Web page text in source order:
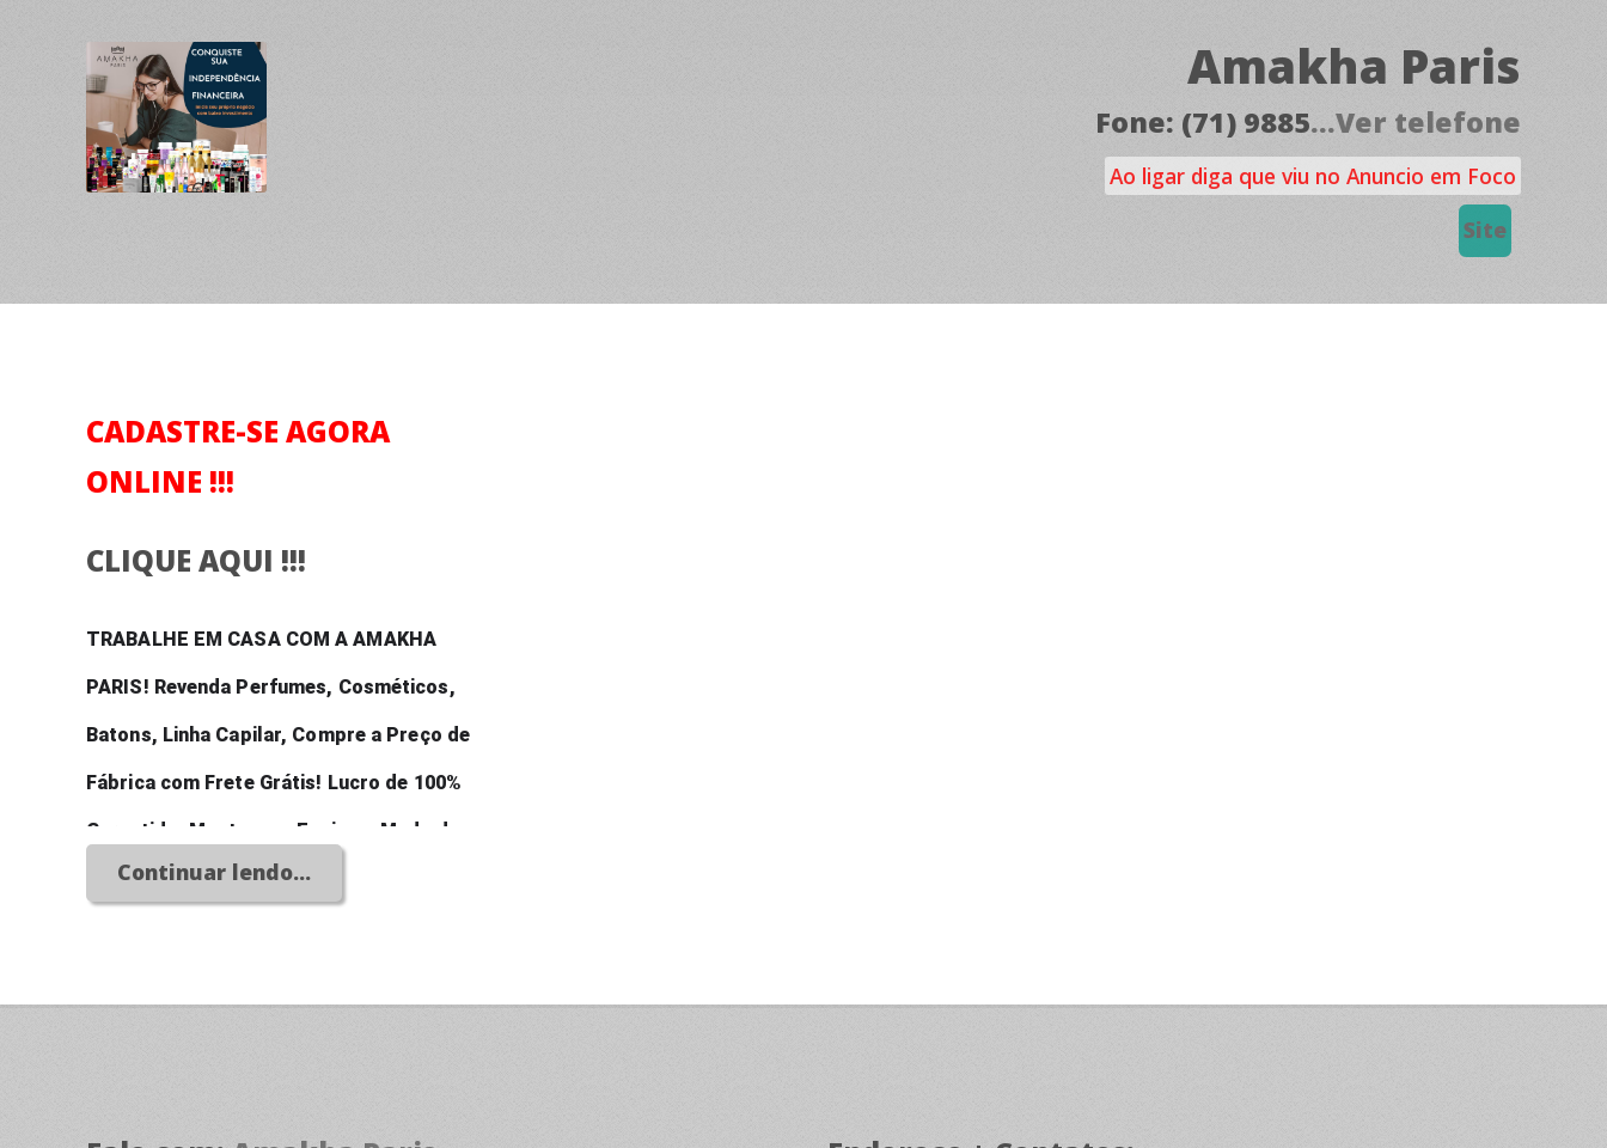
Amakha Paris
Fone: (71) 9885...Ver telefone
Ao ligar diga que viu no Anuncio em Foco
Site
CADASTRE-SE AGORA
ONLINE !!!
CLIQUE AQUI !!!
TRABALHE EM CASA COM A AMAKHA
PARIS! Revenda Perfumes, Cosméticos,
Batons, Linha Capilar, Compre a Preço de
Fábrica com Frete Grátis! Lucro de 100%
Garantido, Monte uma Equipe e Mude de
Vida e Realize Seus Sonhos! Abra um Grande
Continuar lendo...